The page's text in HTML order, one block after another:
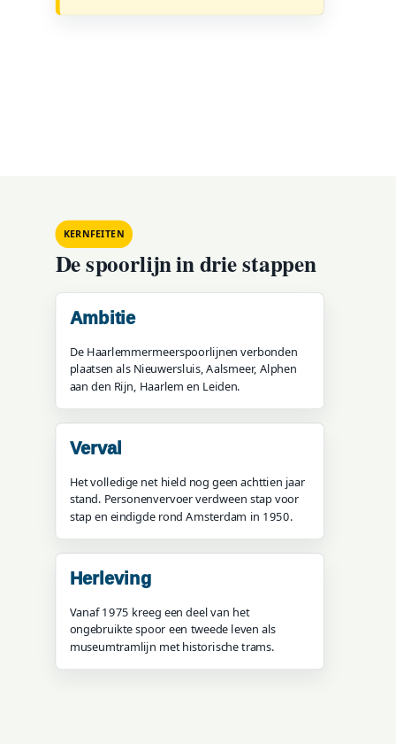
KERNFEITEN
De spoorlijn in drie stappen
Ambitie
De Haarlemmermeerspoorlijnen verbonden
plaatsen als Nieuwersluis, Aalsmeer, Alphen
aan den Rijn, Haarlem en Leiden.
Verval
Het volledige net hield nog geen achttien jaar
stand. Personenvervoer verdween stap voor
stap en eindigde rond Amsterdam in 1950.
Herleving
Vanaf 1975 kreeg een deel van het
ongebruikte spoor een tweede leven als
museumtramlijn met historische trams.